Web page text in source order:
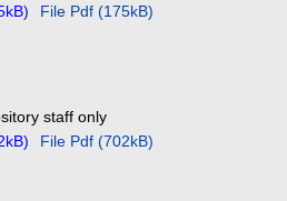
File Pdf (175kB)
staff only
File Pdf (702kB)